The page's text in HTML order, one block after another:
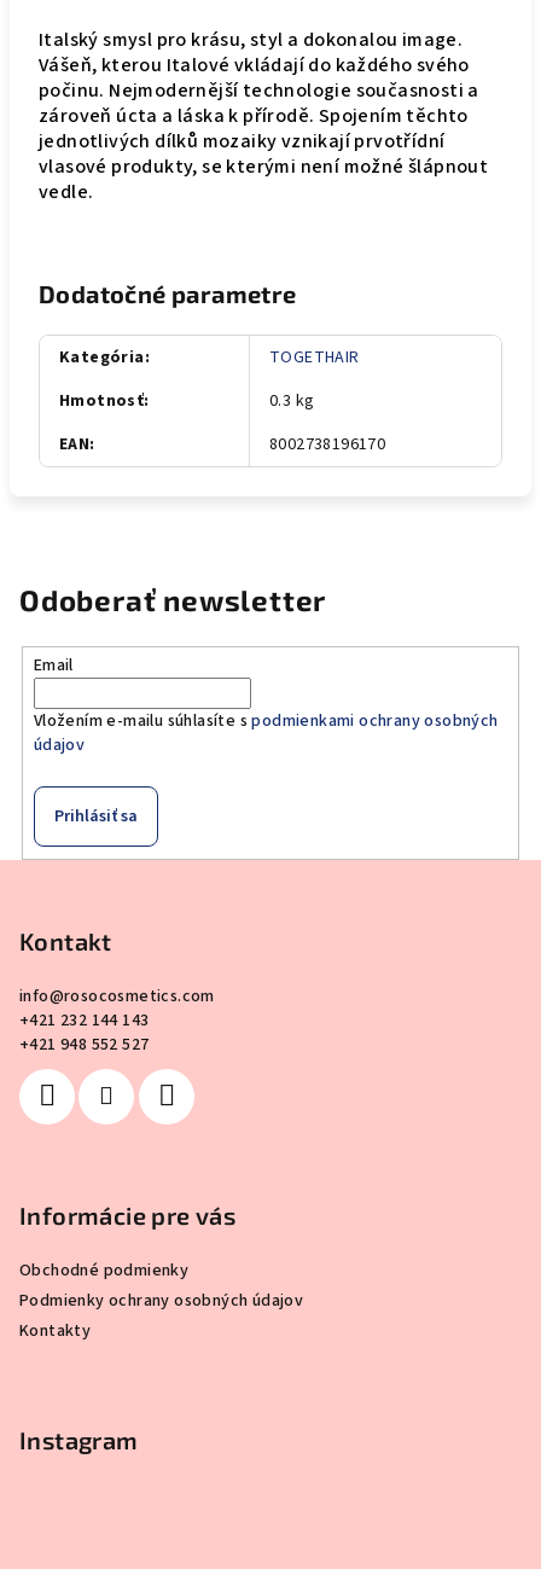
Italský smysl pro krásu, styl a dokonalou image.
Vášeň, kterou Italové vkládají do každého svého
počinu. Nejmodernější technologie současnosti a
zároveň úcta a láska k přírodě. Spojením těchto
jednotlivých dílků mozaiky vznikají prvotřídní
vlasové produkty, se kterými není možné šlápnout
vedle.
Dodatočné parametre
Kategória:
TOGETHAIR
Hmotnosť:
0.3 kg
EAN: 8002738196170
Odoberať newsletter
Email
Vložením e-mailu súhlasíte spodmienkami ochrany osobných
údajov
Prihlásiť sa
Kontakt
info@rosocosmetics.com
+421 232 144 143
+421 948 552 527
Informácie pre vás
Obchodné podmienky
Podmienky ochrany osobných údajov
Kontakty
Instagram